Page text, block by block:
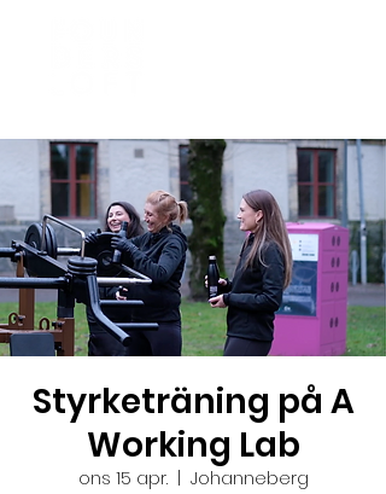
Styrketräning på A
Working Lab
ons 15 apr.
  |
Johanneberg